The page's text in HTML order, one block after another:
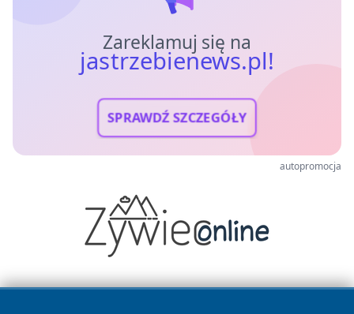
Zareklamuj się na
jastrzebienews.pl!
SPRAWDŹ SZCZEGÓŁY
autopromocja